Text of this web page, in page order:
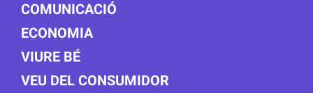
COMUNICACIÓ
ECONOMIA
VIURE BÉ
VEU DEL CONSUMIDOR